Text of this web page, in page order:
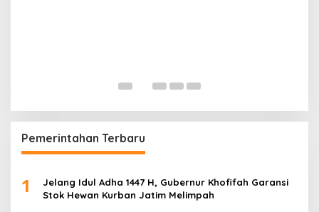
Pemerintahan Terbaru
1
Jelang Idul Adha 1447 H, Gubernur Khofifah Garansi
Stok Hewan Kurban Jatim Melimpah